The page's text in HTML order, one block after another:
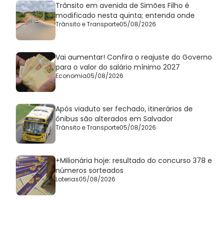
Trânsito em avenida de Simões Filho é
modificado nesta quinta; entenda onde
Trânsito e Transporte05/08/2026
Vai aumentar! Confira o reajuste do Governo
para o valor do salário mínimo 2027
Economia05/08/2026
Após viaduto ser fechado, itinerários de
ônibus são alterados em Salvador
Trânsito e Transporte05/08/2026
+Milionária hoje: resultado do concurso 378 e
números sorteados
Loterias05/08/2026